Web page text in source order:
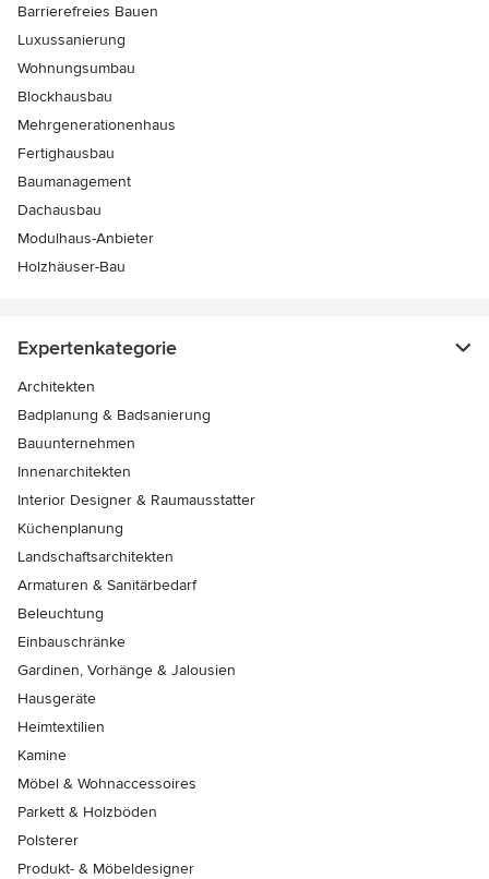
Barrierefreies Bauen
Luxussanierung
Wohnungsumbau
Blockhausbau
Mehrgenerationenhaus
Fertighausbau
Baumanagement
Dachausbau
Modulhaus-Anbieter
Holzhäuser-Bau
Expertenkategorie
Architekten
Badplanung & Badsanierung
Bauunternehmen
Innenarchitekten
Interior Designer & Raumausstatter
Küchenplanung
Landschaftsarchitekten
Armaturen & Sanitärbedarf
Beleuchtung
Einbauschränke
Gardinen, Vorhänge & Jalousien
Hausgeräte
Heimtextilien
Kamine
Möbel & Wohnaccessoires
Parkett & Holzböden
Polsterer
Produkt- & Möbeldesigner